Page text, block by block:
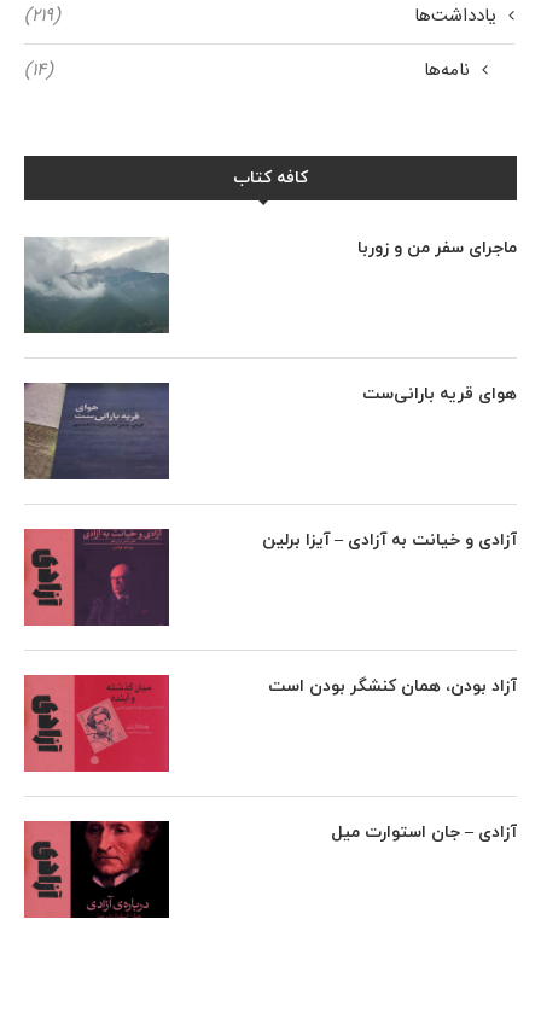
یادداشت‌ها
(۲۱۹)
نامه‌ها
(۱۴)
کافه کتاب
ماجرای سفر من و زوربا
هوای قریه بارانی‌ست
آزادی و خیانت به آزادی – آیزا برلین
آزاد بودن، همان کنشگر بودن است
آزادی – جان استوارت میل